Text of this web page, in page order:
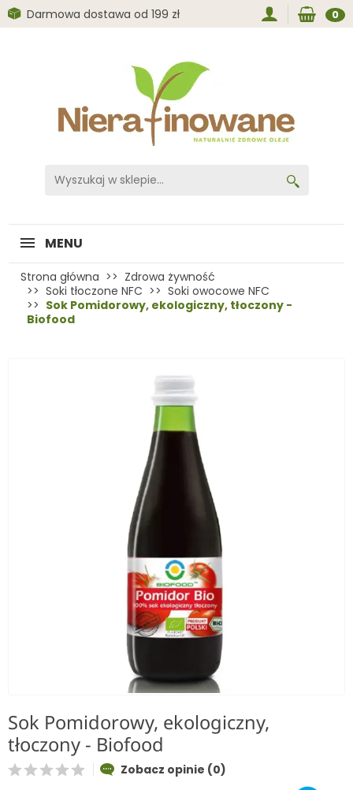
Darmowa dostawa od 199 zł 0
MENU
Strona główna
Zdrowa żywność
Soki tłoczone NFC
Soki owocowe NFC
Sok Pomidorowy, ekologiczny, tłoczony -
Biofood
Sok Pomidorowy, ekologiczny,
tłoczony - Biofood
Zobacz opinie (0)